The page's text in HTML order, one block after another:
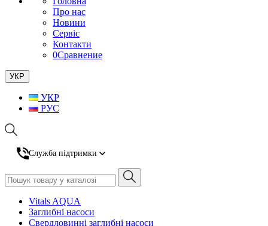
Про нас
Новини
Сервіс
Контакти
0Сравнение
УКР
УКР
РУС
Служба підтримки
Vitals AQUA
Заглибні насоси
Свердловинні заглибні насоси